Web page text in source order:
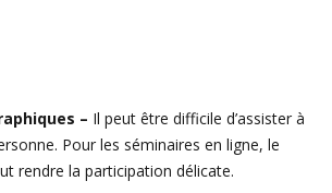
– Il peut être difficile d’assister à
Pour les séminaires en ligne, le
rendre la participation délicate.